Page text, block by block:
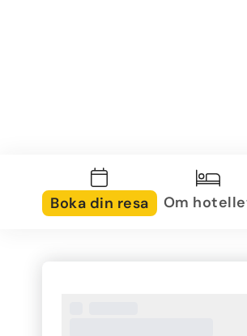
Boka din resa Om